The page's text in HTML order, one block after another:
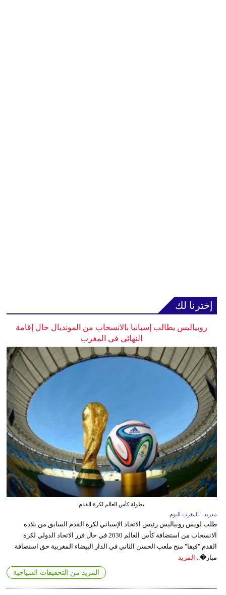
إخترنا لك
روبياليس يطالب إسبانيا بالانسحاب من المونديال حال إقامة
النهائي في المغرب
بطولة كأس العالم لكرة القدم
مدريد - المغرب اليوم
طلب لويس روبياليس رئيس الاتحاد الإسباني لكرة القدم السابق من بلاده
الانسحاب من استضافة كأس العالم 2030 في حال قرر الاتحاد الدولي لكرة
القدم "فيفا" منح ملعب الحسن الثاني في الدار البيضاء المغربية حق استضافة
مبار�...
المزيد
المزيد من التحقيقات السياحية